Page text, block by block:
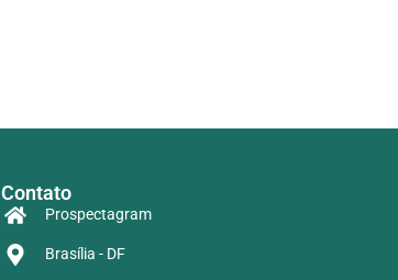
Contato
Prospectagram
Brasília - DF